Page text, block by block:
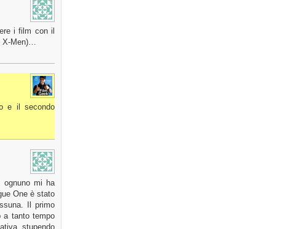
i film con il
X-Men)…
e il secondo
ognuno mi ha
One è stato
Il primo
a tanto tempo
stupendo